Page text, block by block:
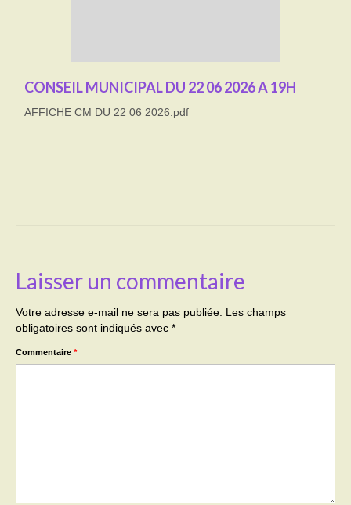
Culte
CONSEIL MUNICIPAL DU 22 06 2026 A 19H
AFFICHE CM DU 22 06 2026.pdf
Laisser un commentaire
Votre adresse e-mail ne sera pas publiée. Les champs
obligatoires sont indiqués avec *
Commentaire *